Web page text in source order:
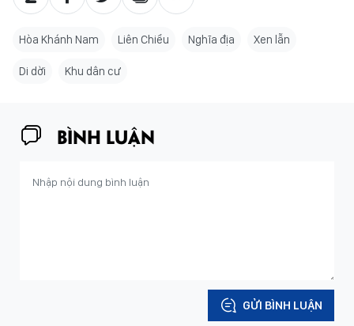
Hòa Khánh Nam Liên Chiểu Nghĩa địa Xen lẫn
Di dời Khu dân cư
BÌNH LUẬN
GỬI BÌNH LUẬN